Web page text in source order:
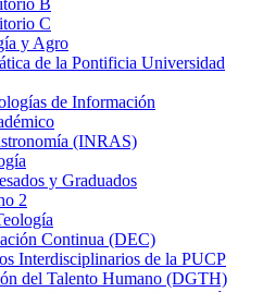
B
C
y Agro
de la Pontificia Universidad
de Información
(INRAS)
y Graduados
2
Continua (DEC)
Interdisciplinarios de la PUCP
del Talento Humano (DGTH)